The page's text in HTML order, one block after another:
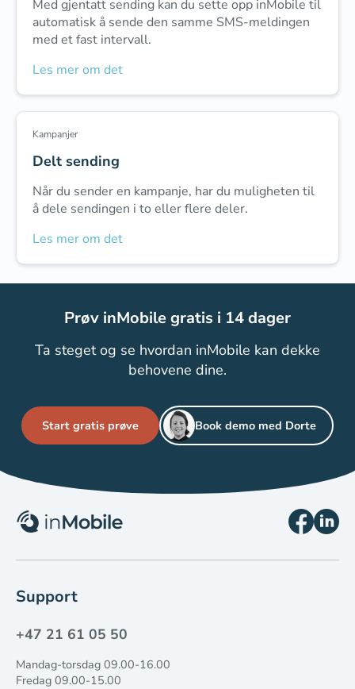
Med gjentatt sending kan du sette opp inMobile til
automatisk å sende den samme SMS-meldingen
med et fast intervall.
Les mer om det
Kampanjer
Delt sending
Når du sender en kampanje, har du muligheten til
å dele sendingen i to eller flere deler.
Les mer om det
Prøv inMobile gratis i 14 dager
Ta steget og se hvordan inMobile kan dekke
behovene dine.
Start gratis prøve Book demo med Dorte
Support
+47 21 61 05 50
Mandag-torsdag 09.00-16.00
Fredag 09.00-15.00